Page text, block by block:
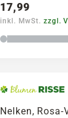
17,99
inkl. MwSt. zzgl.
Nelken,